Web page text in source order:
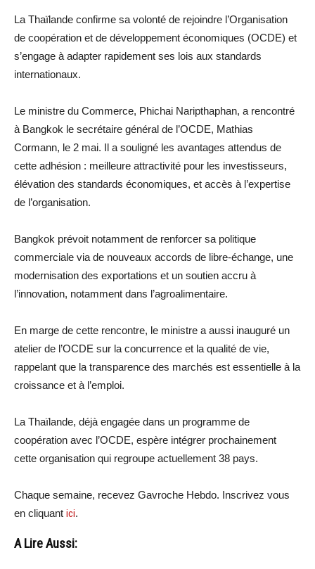
La Thaïlande confirme sa volonté de rejoindre l’Organisation
de coopération et de développement économiques (OCDE) et
s’engage à adapter rapidement ses lois aux standards
internationaux.
Le ministre du Commerce, Phichai Naripthaphan, a rencontré
à Bangkok le secrétaire général de l’OCDE, Mathias
Cormann, le 2 mai. Il a souligné les avantages attendus de
cette adhésion : meilleure attractivité pour les investisseurs,
élévation des standards économiques, et accès à l’expertise
de l’organisation.
Bangkok prévoit notamment de renforcer sa politique
commerciale via de nouveaux accords de libre-échange, une
modernisation des exportations et un soutien accru à
l’innovation, notamment dans l’agroalimentaire.
En marge de cette rencontre, le ministre a aussi inauguré un
atelier de l’OCDE sur la concurrence et la qualité de vie,
rappelant que la transparence des marchés est essentielle à la
croissance et à l’emploi.
La Thaïlande, déjà engagée dans un programme de
coopération avec l’OCDE, espère intégrer prochainement
cette organisation qui regroupe actuellement 38 pays.
Chaque semaine, recevez Gavroche Hebdo. Inscrivez vous
en cliquant ici.
A Lire Aussi: